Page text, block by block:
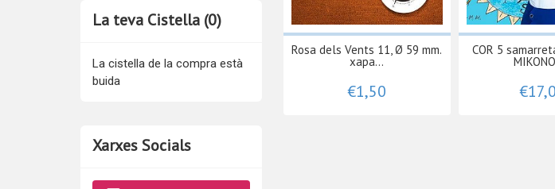
La teva Cistella (0)
La cistella de la compra està
buida
Xarxes Socials
Rosa dels Vents 11, Ø 59 mm.
xapa...
€1,50
COR 5